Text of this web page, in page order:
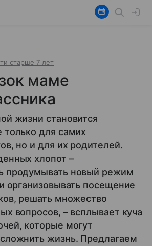
старше 7 лет
маме
жизни становится
для самих
но и для их родителей.
хлопот –
продумывать новый режим
организовывать посещение
решать множество
вопросов, – всплывает куча
которые могут
жизнь. Предлагаем